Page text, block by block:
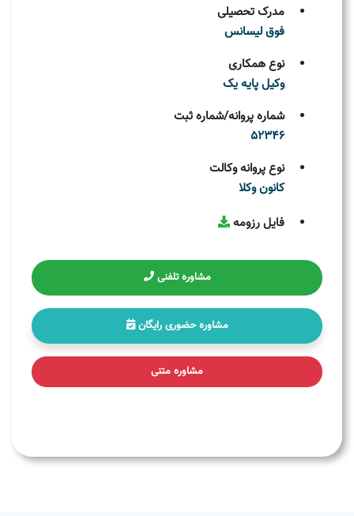
مدرک تحصیلی
فوق لیسانس
نوع همکاری
وکیل پایه یک
شماره پروانه/شماره ثبت
52346
نوع پروانه وکالت
کانون وکلا
فایل رزومه
مشاوره تلفنی
مشاوره حضوری رایگان
مشاوره متنی